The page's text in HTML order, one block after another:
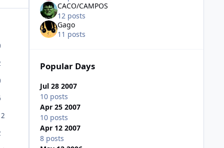
CACO/CAMPOS
12 posts
Gago
11 posts
Popular Days
Jul 28 2007
10 posts
Apr 25 2007
10 posts
Apr 12 2007
8 posts